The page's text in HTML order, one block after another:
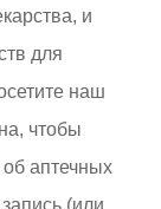
и
для
наш
чтобы
аптечных